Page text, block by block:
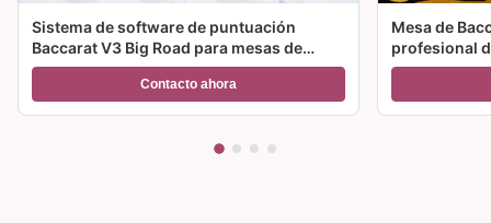
Sistema de software de puntuación
Baccarat V3 Big Road para mesas de
juego de casino
Contacto ahora
Mesa de
profesional